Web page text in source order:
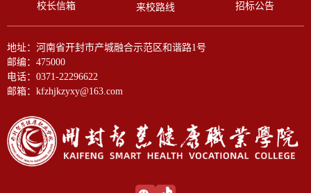
校长信箱 来校路线 招标公告
地址：河南省开封市产城融合示范区和谐路1号
邮编：475000
电话：0371-22296622
邮箱：kfzhjkzyxy@163.com